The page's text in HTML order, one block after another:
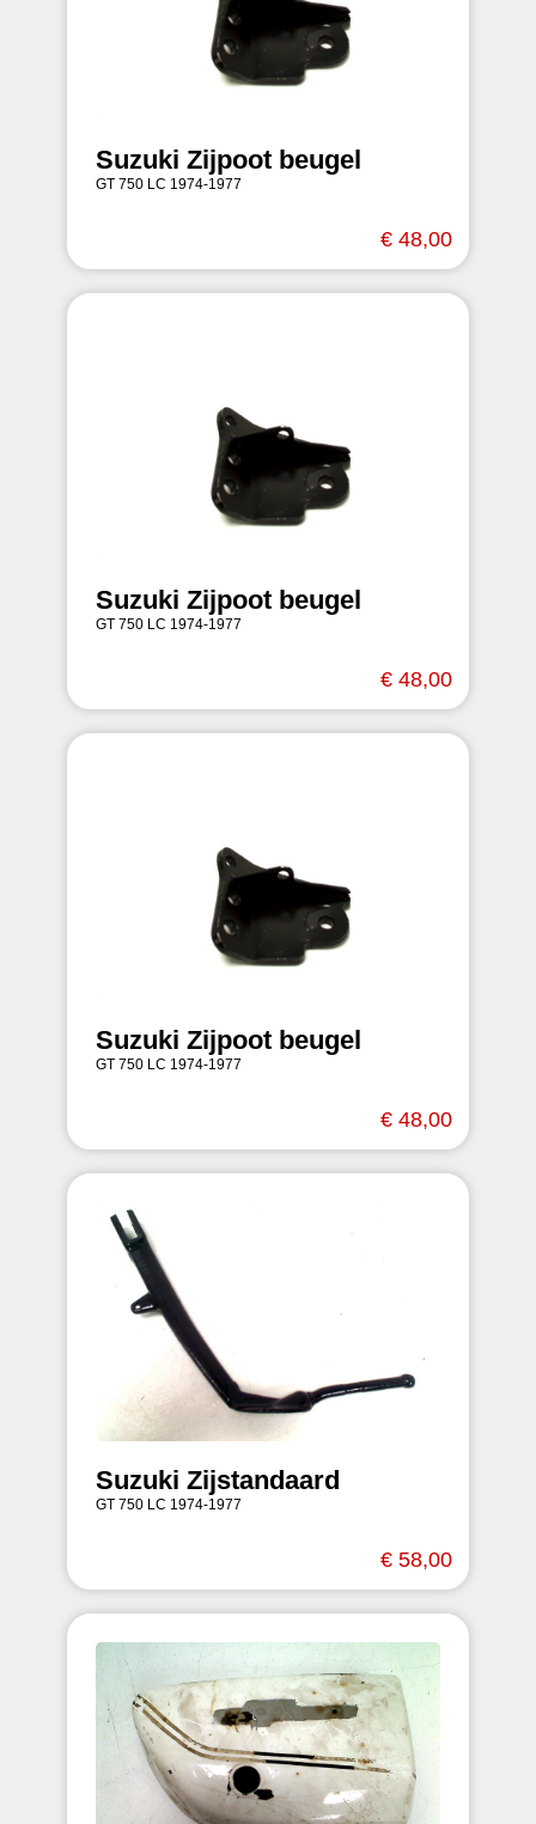
Suzuki Zijpoot beugel
GT 750 LC 1974-1977
€ 48,00
Suzuki Zijpoot beugel
GT 750 LC 1974-1977
€ 48,00
Suzuki Zijpoot beugel
GT 750 LC 1974-1977
€ 48,00
Suzuki Zijstandaard
GT 750 LC 1974-1977
€ 58,00